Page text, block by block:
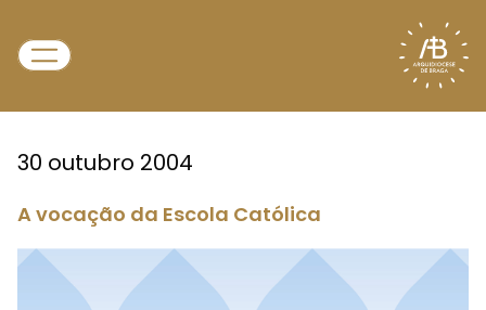
30 outubro 2004
A vocação da Escola Católica